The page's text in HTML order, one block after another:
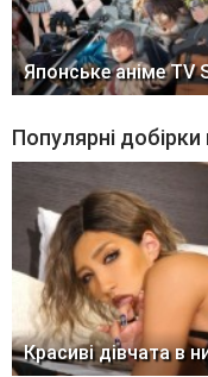
Японське аніме TV
Популярні
Красиві дівчата в